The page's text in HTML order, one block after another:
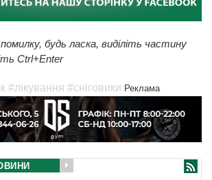
будь ласка, виділіть частину
Ctrl+Enter
#лікування #сніговики Реклама